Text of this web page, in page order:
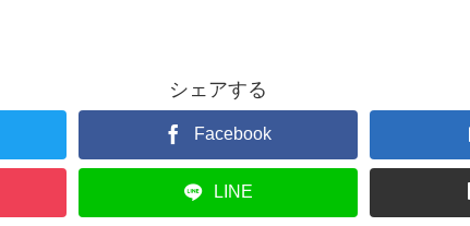
シェアする
Facebook
LINE